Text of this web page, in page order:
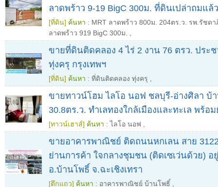
ลาดพร้าว 9-19 BigC 300ม. ที่ดินเปล่าถมแล้ว
[ที่ดิน] ค้นหา : MRT ลาดพร้าว 800ม. 204ตร.ว. รพ.รัชดา
ลาดพร้าว 919 BigC 300ม.
ขายที่ดินติดคลอง 4 ไร่ 2 งาน 76 ตรว. ประ
ทุ่งครุ กรุงเทพฯ
[ที่ดิน] ค้นหา : ที่ดินติดคลอง ทุ่งครุ
ขายทาวน์โฮม ไลโอ นอฟ ชลบุรี-อ่างศิลา บ้
30.8ตร.ว. ทำเลทองใกล้เมืองและทะเล พร้อ
[ทาวน์เฮาส์] ค้นหา : ไลโอ นอฟ
ขายอาคารพาณิชย์ ติดถนนหกเลน สาย
ย่านการค้า ใจกลางชุมชน (ติดเซเว่นด้วย)
อ.บ้านโพธิ์ จ.ฉะเชิงเทรา
[ตึกแถว] ค้นหา : อาคารพาณิชย์ บ้านโพธิ์